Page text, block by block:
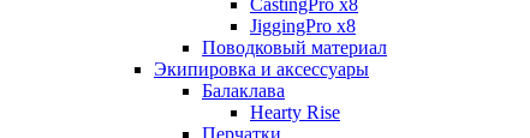
JiggingPro x8
Поводковый материал
Экипировка и аксессуары
Балаклава
Hearty Rise
Перчатки